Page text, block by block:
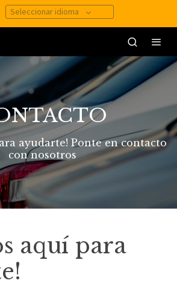
Seleccionar idioma
ayudarte! Ponte en contacto
con nosotros
aquí para